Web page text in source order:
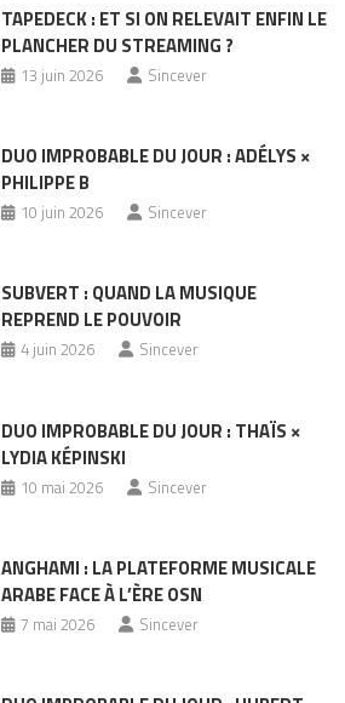
TAPEDECK : ET SI ON RELEVAIT ENFIN LE
PLANCHER DU STREAMING ?
13 juin 2026 Sincever
DUO IMPROBABLE DU JOUR : ADÉLYS ×
PHILIPPE B
10 juin 2026 Sincever
SUBVERT : QUAND LA MUSIQUE
REPREND LE POUVOIR
4 juin 2026 Sincever
DUO IMPROBABLE DU JOUR : THAÏS ×
LYDIA KÉPINSKI
10 mai 2026 Sincever
ANGHAMI : LA PLATEFORME MUSICALE
ARABE FACE À L’ÈRE OSN
7 mai 2026 Sincever